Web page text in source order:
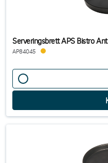
Serveringsbrett APS Bistro Ant
AP84045